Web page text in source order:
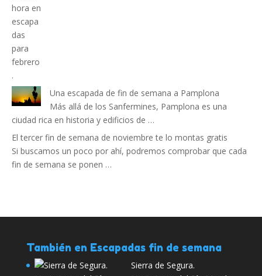
Una escapada de fin de semana a Pamplona
Más allá de los Sanfermines, Pamplona es una
ciudad rica en historia y edificios de …
El tercer fin de semana de noviembre te lo montas gratis
Si buscamos un poco por ahí, podremos comprobar que cada
fin de semana se ponen …
También en Escapadas fin de semana
Sierra de Segura.